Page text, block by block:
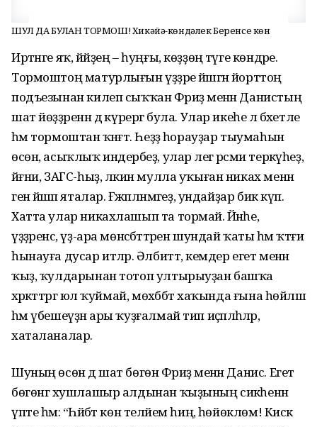
ШУЛ ДА БУЛҒАН ТОРМОШ! Хикәйә-көндәлек Беренсе көн
Иртәнге яҡ, йәйҙең – һуңғы, көҙҙөң тәүге көндәре.
Тормоштоң матурлығын үҙҙәре йәшәгән йорттоң
подъезынан килеп сыҡҡан Фәриҙә менән Данистың
шат йөҙҙәренән дә күрергә була. Улар икеһе лә бәхетле
һәм тормоштан ҡәнәғәт. Һеҙҙә һорауҙар тыумаһын
өсөн, асыҡлыҡ индерәбеҙ, улар әлегә рәсми теркәүһеҙ,
йәғни, ЗАГС-һыҙ, ләкин мулла уҡыған никах менән
генә йәшәп яталар. Ғәжәпләнмәгеҙ, ундайҙар бик күп.
Хатта улар никахлашып та тормай. Йәнәһе,
үҙҙәренсә, үҙ-ара мөнәсәбәттәрен шундай ҡаты һәм ҡәтғи
һынауға дусар итәләр. Әлбиттә, кемдер егет менән
ҡыҙ, ҡулдарынан тотоп ултырыуҙан башҡа
хәрәкәттәргә юл ҡуймай, мөхәббәт хаҡында ғына һөйләшә
һәм үбешеүҙән ары ҡуҙғалмай тип иҫәпләһәләр,
хаталаналар.
Шуның өсөн дә шат бөгөн Фәриҙә менән Данис. Егет
бөгөнгә хушлашыр алдынан ҡыҙының сикәһенән
үпте һәм: “Һәйбәт көн теләйем һиңә, һөйөклөм! Кискә